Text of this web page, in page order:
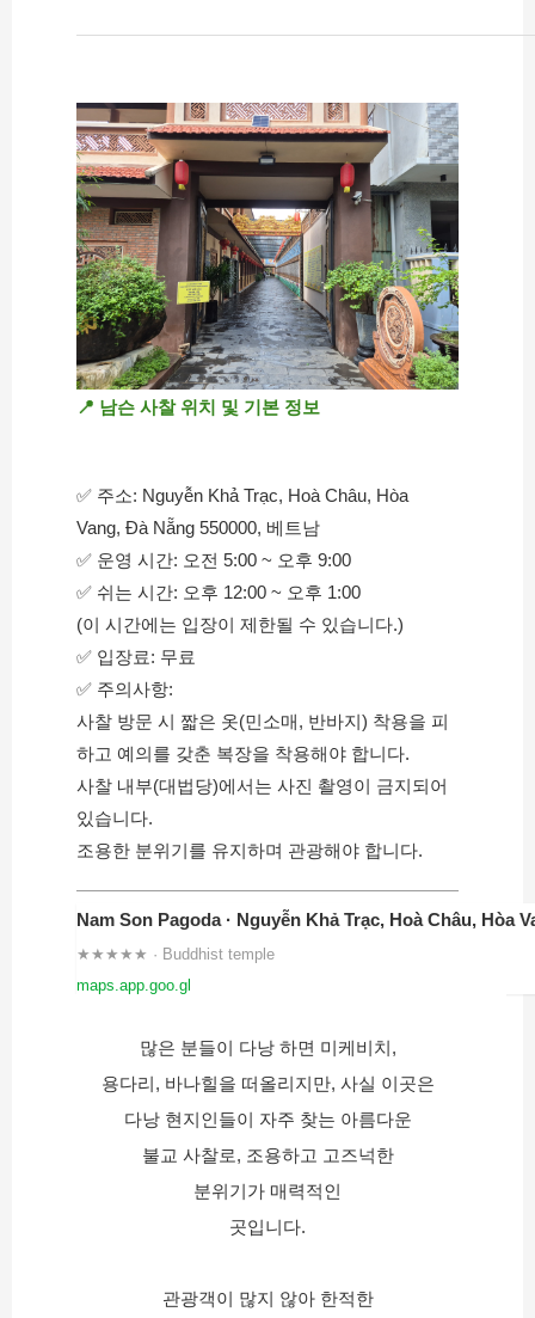
📍 남슨 사찰 위치 및 기본 정보
✅ 주소: Nguyễn Khả Trạc, Hoà Châu, Hòa
Vang, Đà Nẵng 550000, 베트남
✅ 운영 시간: 오전 5:00 ~ 오후 9:00
✅ 쉬는 시간: 오후 12:00 ~ 오후 1:00
(이 시간에는 입장이 제한될 수 있습니다.)
✅ 입장료: 무료
✅ 주의사항:
사찰 방문 시 짧은 옷(민소매, 반바지) 착용을 피
하고 예의를 갖춘 복장을 착용해야 합니다.
사찰 내부(대법당)에서는 사진 촬영이 금지되어
있습니다.
조용한 분위기를 유지하며 관광해야 합니다.
★★★★★ · Buddhist temple
maps.app.goo.gl
많은 분들이 다낭 하면 미케비치,
용다리, 바나힐을 떠올리지만, 사실 이곳은
다낭 현지인들이 자주 찾는 아름다운
불교 사찰로, 조용하고 고즈넉한
분위기가 매력적인
곳입니다.
관광객이 많지 않아 한적한